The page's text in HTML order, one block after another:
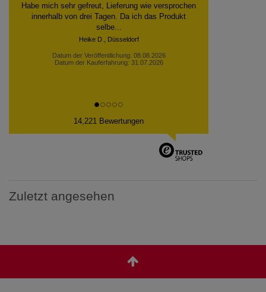
Habe mich sehr gefreut, Lieferung wie versprochen
innerhalb von drei Tagen. Da ich das Produkt
selbe...
Heike D., Düsseldorf
Datum der Veröffentlichung: 08.08.2026
Datum der Kauferfahrung: 31.07.2026
14,221 Bewertungen
Zuletzt angesehen